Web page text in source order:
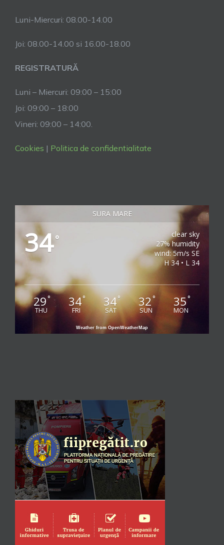
Luni-Miercuri: 08.00-14.00
Joi: 08.00-14.00 si 16.00-18.00
REGISTRATURĂ
Luni – Miercuri: 09:00 – 15:00
Joi: 09:00 – 18:00
Vineri: 09:00 – 14:00.
Cookies | Politica de confidentialitate
SURA MARE
34°
clear sky
27% humidity
wind: 5m/s SE
H 34 • L 34
29°
THU
34°
FRI
34°
SAT
32°
SUN
35°
MON
Weather from OpenWeatherMap